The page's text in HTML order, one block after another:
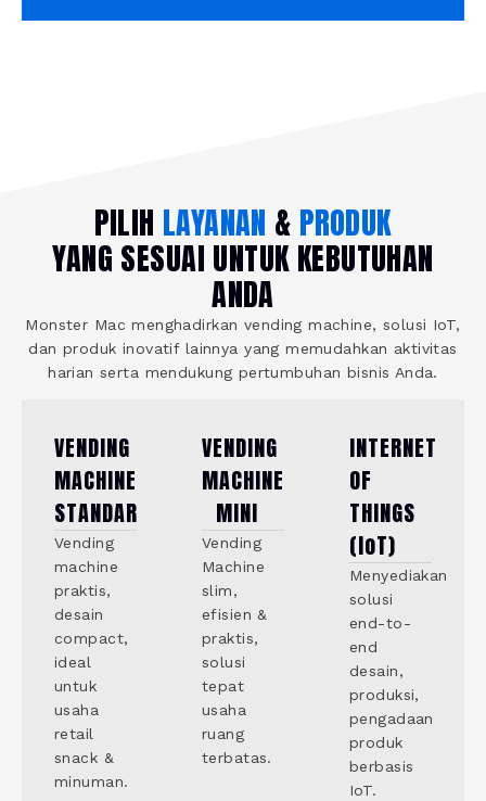
PILIH LAYANAN & PRODUK
YANG SESUAI UNTUK KEBUTUHAN
ANDA
Monster Mac menghadirkan vending machine, solusi IoT,
dan produk inovatif lainnya yang memudahkan aktivitas
harian serta mendukung pertumbuhan bisnis Anda.
VENDING
MACHINE
STANDAR
Vending
machine
praktis,
desain
compact,
ideal
untuk
usaha
retail
snack &
minuman.
VENDING
MACHINE
MINI
Vending
Machine
slim,
efisien &
praktis,
solusi
tepat
usaha
ruang
terbatas.
INTERNET
OF
THINGS
(IoT)
Menyediakan
solusi
end-to-
end
desain,
produksi,
pengadaan
produk
berbasis
IoT.